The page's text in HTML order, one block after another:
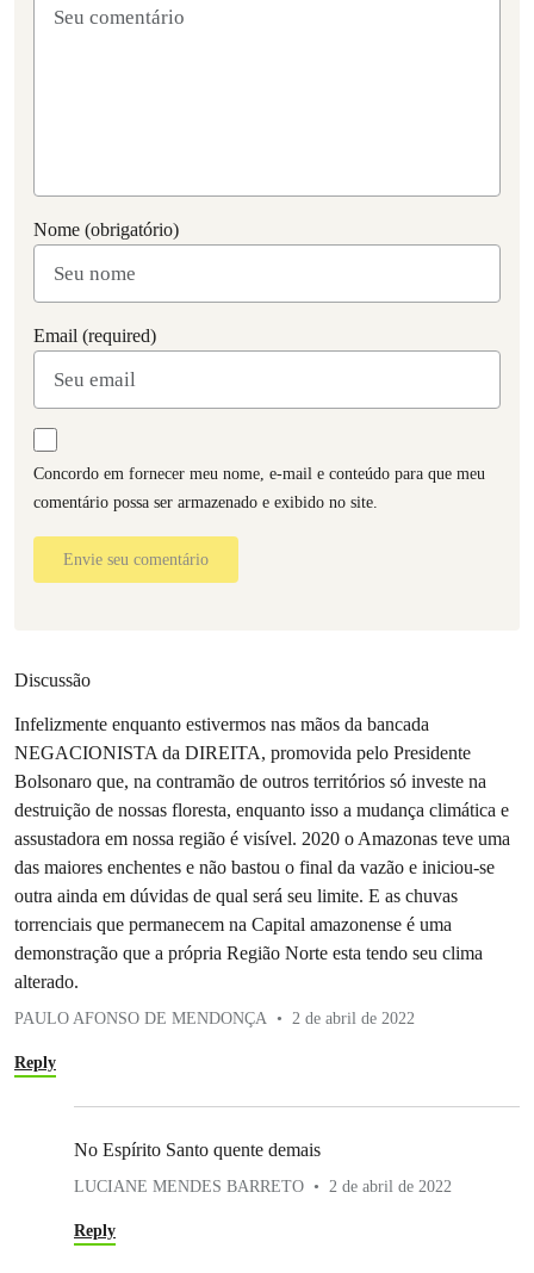
Nome (obrigatório)
Email (required)
Concordo em fornecer meu nome, e-mail e conteúdo para que meu
comentário possa ser armazenado e exibido no site.
Envie seu comentário
Discussão
Infelizmente enquanto estivermos nas mãos da bancada
NEGACIONISTA da DIREITA, promovida pelo Presidente
Bolsonaro que, na contramão de outros territórios só investe na
destruição de nossas floresta, enquanto isso a mudança climática e
assustadora em nossa região é visível. 2020 o Amazonas teve uma
das maiores enchentes e não bastou o final da vazão e iniciou-se
outra ainda em dúvidas de qual será seu limite. E as chuvas
torrenciais que permanecem na Capital amazonense é uma
demonstração que a própria Região Norte esta tendo seu clima
alterado.
PAULO AFONSO DE MENDONÇA 2 de abril de 2022
Reply
No Espírito Santo quente demais
LUCIANE MENDES BARRETO 2 de abril de 2022
Reply